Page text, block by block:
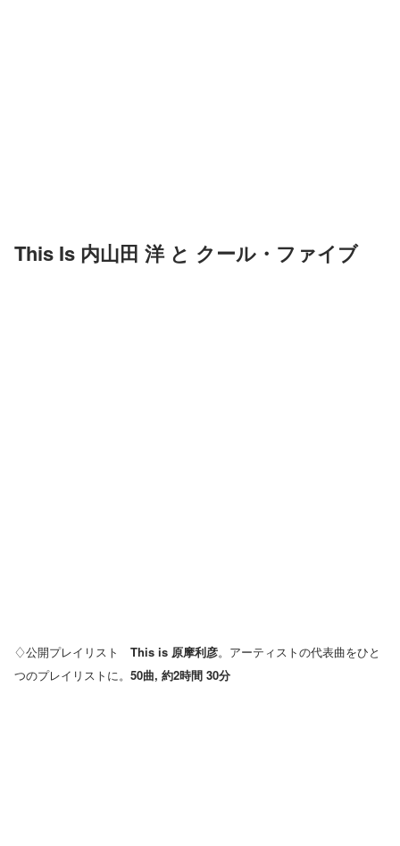
This Is 内山田 洋 と クール・ファイブ
♢公開プレイリスト This is 原摩利彦。アーティストの代表曲をひと
つのプレイリストに。 50曲, 約2時間 30分